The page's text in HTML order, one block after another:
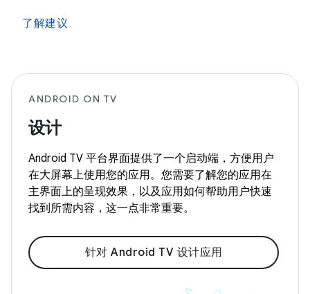
了解建议
ANDROID ON TV
设计
Android TV 平台界面提供了一个启动端，方便用户
在大屏幕上使用您的应用。您需要了解您的应用在
主界面上的呈现效果，以及应用如何帮助用户快速
找到所需内容，这一点非常重要。
针对 Android TV 设计应用